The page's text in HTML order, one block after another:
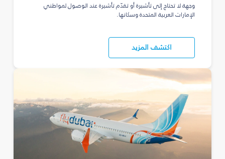
وجهة لا تحتاج إلى تأشيرة أو تقدّم تأشيرة عند الوصول لمواطني
الإمارات العربية المتحدة وسكانها.
اكتشف المزيد